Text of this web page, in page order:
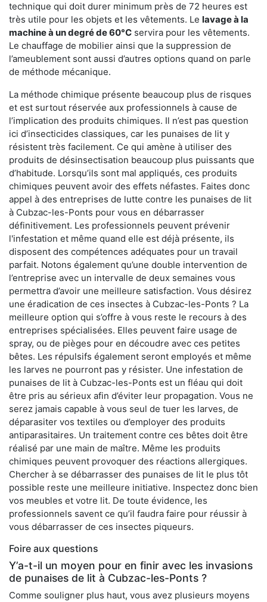
technique qui doit durer minimum près de 72 heures est
très utile pour les objets et les vêtements. Le lavage à la
machine à un degré de 60°C servira pour les vêtements.
Le chauffage de mobilier ainsi que la suppression de
l’ameublement sont aussi d’autres options quand on parle
de méthode mécanique.
La méthode chimique présente beaucoup plus de risques
et est surtout réservée aux professionnels à cause de
l’implication des produits chimiques. Il n’est pas question
ici d’insecticides classiques, car les punaises de lit y
résistent très facilement. Ce qui amène à utiliser des
produits de désinsectisation beaucoup plus puissants que
d’habitude. Lorsqu’ils sont mal appliqués, ces produits
chimiques peuvent avoir des effets néfastes. Faites donc
appel à des entreprises de lutte contre les punaises de lit
à Cubzac-les-Ponts pour vous en débarrasser
définitivement. Les professionnels peuvent prévenir
l'infestation et même quand elle est déjà présente, ils
disposent des compétences adéquates pour un travail
parfait. Notons également qu’une double intervention de
l’entreprise avec un intervalle de deux semaines vous
permettra d’avoir une meilleure satisfaction. Vous désirez
une éradication de ces insectes à Cubzac-les-Ponts ? La
meilleure option qui s’offre à vous reste le recours à des
entreprises spécialisées. Elles peuvent faire usage de
spray, ou de pièges pour en découdre avec ces petites
bêtes. Les répulsifs également seront employés et même
les larves ne pourront pas y résister. Une infestation de
punaises de lit à Cubzac-les-Ponts est un fléau qui doit
être pris au sérieux afin d’éviter leur propagation. Vous ne
serez jamais capable à vous seul de tuer les larves, de
déparasiter vos textiles ou d’employer des produits
antiparasitaires. Un traitement contre ces bêtes doit être
réalisé par une main de maître. Même les produits
chimiques peuvent provoquer des réactions allergiques.
Chercher à se débarrasser des punaises de lit le plus tôt
possible reste une meilleure initiative. Inspectez donc bien
vos meubles et votre lit. De toute évidence, les
professionnels savent ce qu’il faudra faire pour réussir à
vous débarrasser de ces insectes piqueurs.
Foire aux questions
Y’a-t-il un moyen pour en finir avec les invasions
de punaises de lit à Cubzac-les-Ponts ?
Comme souligner plus haut, vous avez plusieurs moyens